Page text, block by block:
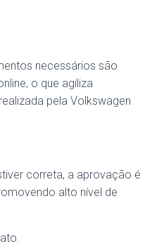
necessários são
o que agiliza
pela Volkswagen
correta, a aprovação é
alto nível de